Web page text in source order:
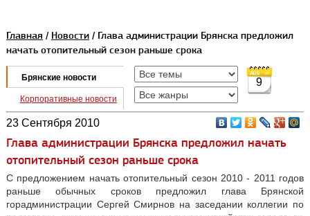
Главная / Новости/ Глава администрации Брянска предложил
начать отопительный сезон раньше срока
Брянские новости
Корпоративные новости
9
23 Сентября 2010
Глава администрации Брянска предложил начать
отопительный сезон раньше срока
С предложением начать отопительный сезон 2010 - 2011 годов
раньше обычных сроков предложил глава Брянской
горадминистрации Сергей Смирнов на заседании коллегии по